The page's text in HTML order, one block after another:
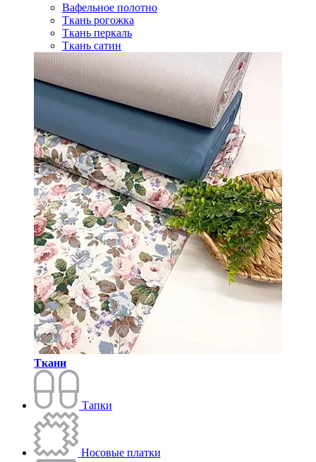
Вафельное полотно
Ткань рогожка
Ткань перкаль
Ткань сатин
Ткани
Тапки
Носовые платки